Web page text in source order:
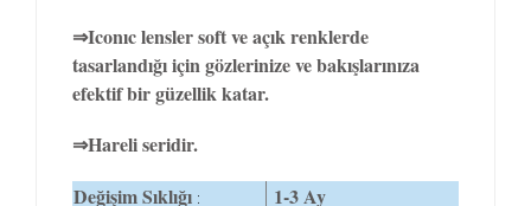
⇒Iconıc lensler soft ve açık renklerde
tasarlandığı için gözlerinize ve bakışlarınıza
efektif bir güzellik katar.
⇒Hareli seridir.
Değişim Sıklığı : 1-3 Ay